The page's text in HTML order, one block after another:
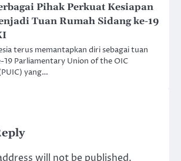
Pihak Perkuat Kesiapan
Tuan Rumah Sidang ke-19
terus memantapkan diri sebagai tuan
19 Parliamentary Union of the OIC
yang…
will not be published.